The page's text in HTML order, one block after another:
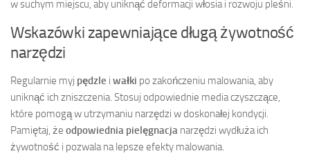
w suchym miejscu, aby uniknąć deformacji włosia i rozwoju pleśni.
Wskazówki zapewniające długą żywotność
narzędzi
Regularnie myj pędzle i wałki po zakończeniu malowania, aby
uniknąć ich zniszczenia. Stosuj odpowiednie media czyszczące,
które pomogą w utrzymaniu narzędzi w doskonałej kondycji.
Pamiętaj, że odpowiednia pielęgnacja narzędzi wydłuża ich
żywotność i pozwala na lepsze efekty malowania.